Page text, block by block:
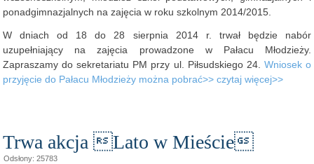
ponadgimnazjalnych na zajęcia w roku szkolnym 2014/2015.
W dniach od 18 do 28 sierpnia 2014 r. trwał będzie nabór
uzupełniający na zajęcia prowadzone w Pałacu Młodzieży.
Zapraszamy do sekretariatu PM przy ul. Piłsudskiego 24. Wniosek o
przyjęcie do Pałacu Młodzieży można pobrać>> czytaj więcej>>
Trwa akcja Lato w Mieście
Odsłony: 25783